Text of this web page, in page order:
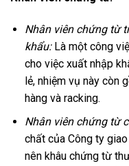
Nhân viên chứng từ
khẩu:Là một công
cho việc xuất nhập
lẻ, nhiệm vụ này còn
hàng và racking.
Nhân viên chứng từ
chất của Công ty
nên khâu chứng từ